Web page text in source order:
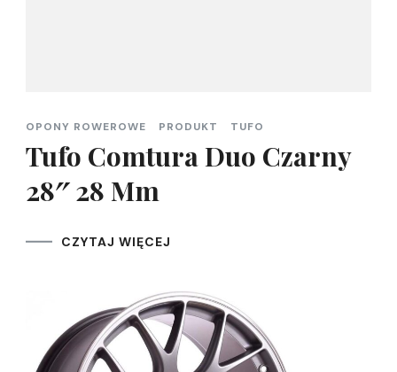
OPONY ROWEROWE PRODUKT TUFO
Tufo Comtura Duo Czarny
28″ 28 Mm
CZYTAJ WIĘCEJ